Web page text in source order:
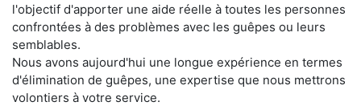
l'objectif d'apporter une aide réelle à toutes les personnes
confrontées à des problèmes avec les guêpes ou leurs
semblables.
Nous avons aujourd'hui une longue expérience en termes
d'élimination de guêpes, une expertise que nous mettrons
volontiers à votre service.